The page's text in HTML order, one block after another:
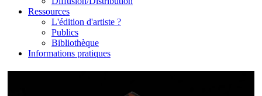
Ressources
L'édition d'artiste ?
Publics
Bibliothèque
Informations pratiques